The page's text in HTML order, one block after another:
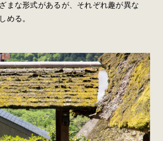
まな形式があるが、それぞれ趣が異な
める。